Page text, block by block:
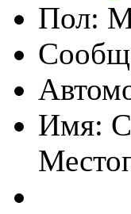
Пол:
Имя: